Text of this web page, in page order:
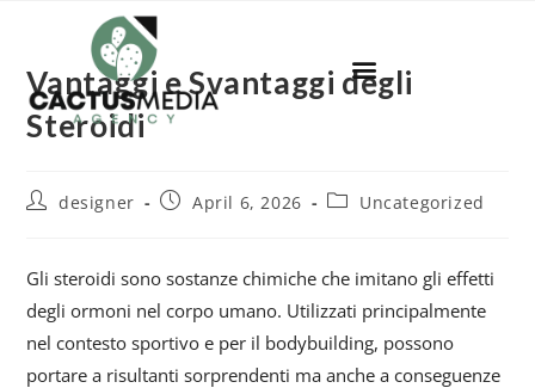
Vantaggi e Svantaggi degli
Steroidi
designer April 6, 2026 Uncategorized
Gli steroidi sono sostanze chimiche che imitano gli effetti
degli ormoni nel corpo umano. Utilizzati principalmente
nel contesto sportivo e per il bodybuilding, possono
portare a risultanti sorprendenti ma anche a conseguenze